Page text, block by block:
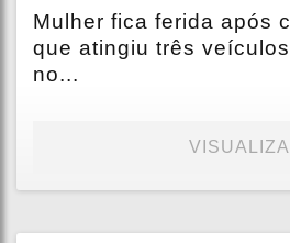
Mulher fica ferida após
que atingiu três
no...